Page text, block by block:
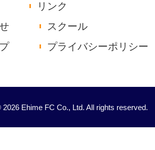
リンク
スクール
プライバシーポリシー
Ehime FC Co., Ltd. All rights reserved.